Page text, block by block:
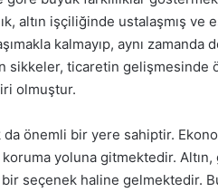
altın işçiliğinde ustalaşmış ve
kalmayıp, aynı zamanda
sikkeler, ticaretin
olmuştur.
da önemli bir yere sahiptir.
yoluna gitmektedir.
seçenek haline gelmektedir.